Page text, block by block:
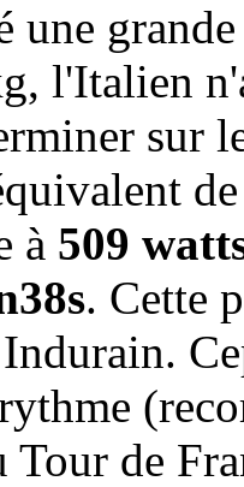
une
l'Italien
sur
à 509
. Cette
Tour de